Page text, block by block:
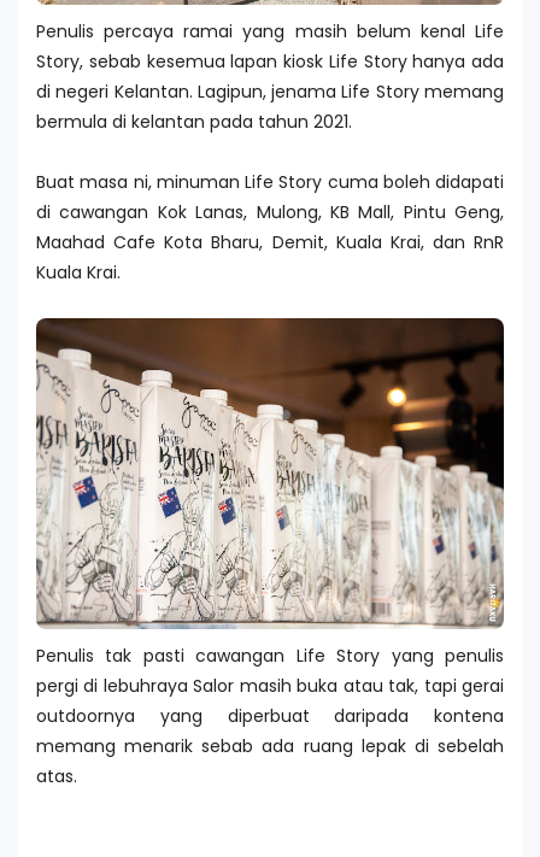
Penulis percaya ramai yang masih belum kenal Life
Story, sebab kesemua lapan kiosk Life Story hanya ada
di negeri Kelantan. Lagipun, jenama Life Story memang
bermula di kelantan pada tahun 2021.
Buat masa ni, minuman Life Story cuma boleh didapati
di cawangan Kok Lanas, Mulong, KB Mall, Pintu Geng,
Maahad Cafe Kota Bharu, Demit, Kuala Krai, dan RnR
Kuala Krai.
Penulis tak pasti cawangan Life Story yang penulis
pergi di lebuhraya Salor masih buka atau tak, tapi gerai
outdoornya yang diperbuat daripada kontena
memang menarik sebab ada ruang lepak di sebelah
atas.